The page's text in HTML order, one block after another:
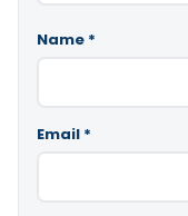
Name *
Email *